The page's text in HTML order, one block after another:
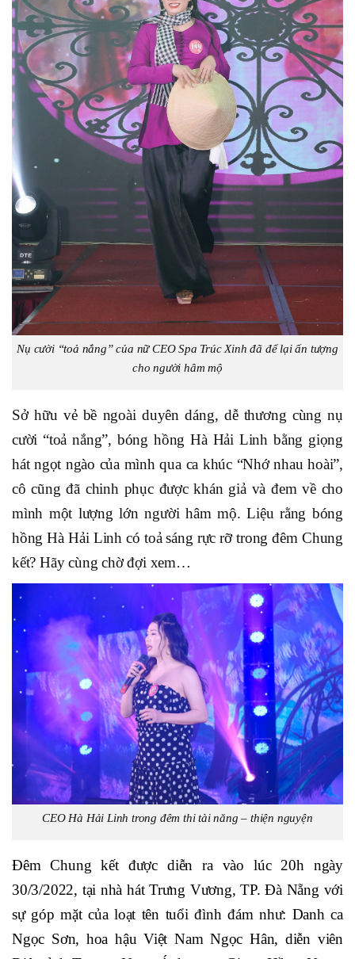
Nụ cười “toả nắng” của nữ CEO Spa Trúc Xinh đã để lại ấn tượng
cho người hâm mộ
Sở hữu vẻ bề ngoài duyên dáng, dễ thương cùng nụ
cười “toả nắng”, bóng hồng Hà Hải Linh bằng giọng
hát ngọt ngào của mình qua ca khúc “Nhớ nhau hoài”,
cô cũng đã chinh phục được khán giả và đem về cho
mình một lượng lớn người hâm mộ. Liệu rằng bóng
hồng Hà Hải Linh có toả sáng rực rỡ trong đêm Chung
kết? Hãy cùng chờ đợi xem…
CEO Hà Hải Linh trong đêm thi tài năng – thiện nguyện
Đêm Chung kết được diễn ra vào lúc 20h ngày
30/3/2022, tại nhà hát Trưng Vương, TP. Đà Nẵng với
sự góp mặt của loạt tên tuổi đình đám như: Danh ca
Ngọc Sơn, hoa hậu Việt Nam Ngọc Hân, diễn viên